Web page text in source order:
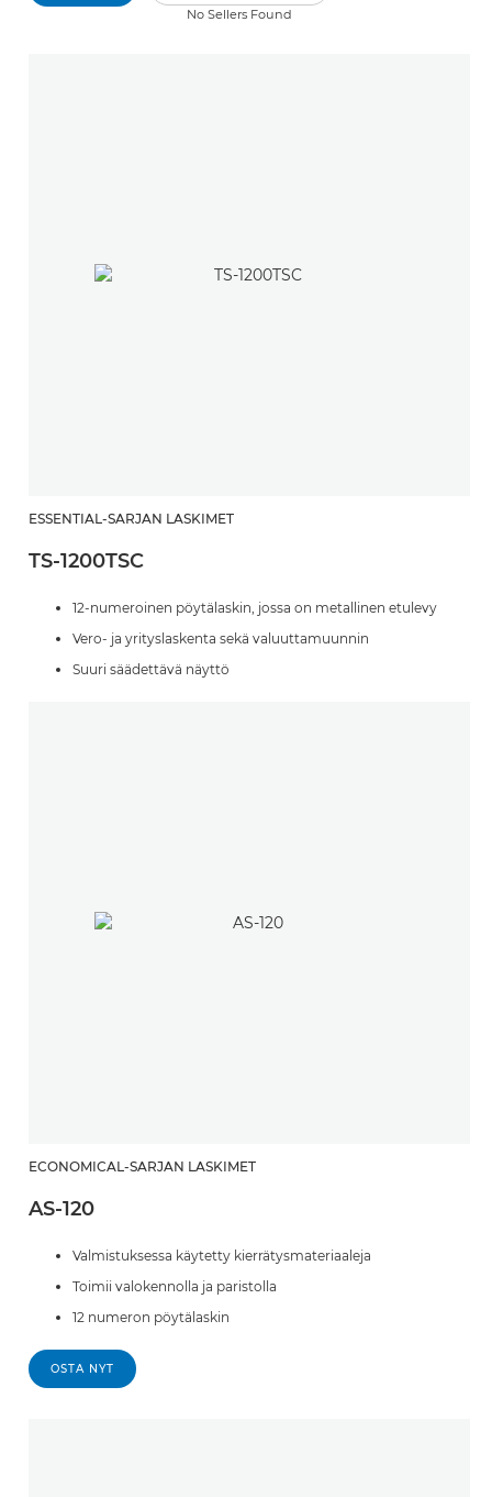
No Sellers Found
ESSENTIAL-SARJAN LASKIMET
TS-1200TSC
12-numeroinen pöytälaskin, jossa on metallinen etulevy
Vero- ja yrityslaskenta sekä valuuttamuunnin
Suuri säädettävä näyttö
ECONOMICAL-SARJAN LASKIMET
AS-120
Valmistuksessa käytetty kierrätysmateriaaleja
Toimii valokennolla ja paristolla
12 numeron pöytälaskin
OSTA NYT